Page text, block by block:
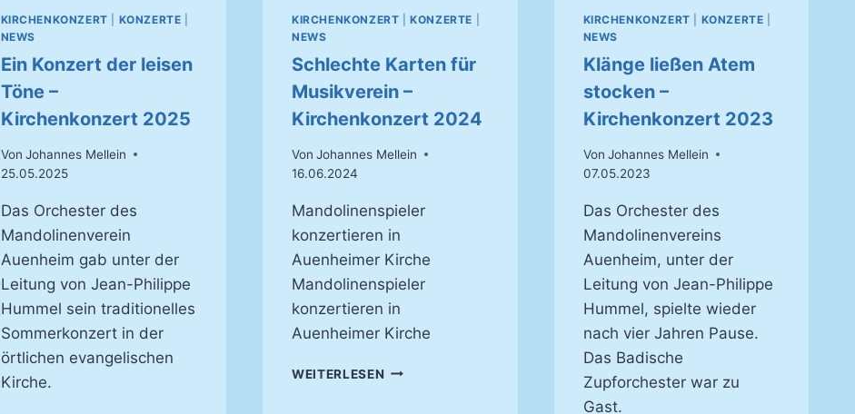
KIRCHENKONZERT KONZERTE
NEWS
Ein Konzert der leisen
Töne –
Kirchenkonzert 2025
Von Johannes Mellein
25.05.2025
Das Orchester des
Mandolinenverein
Auenheim gab unter der
Leitung von Jean-Philippe
Hummel sein traditionelles
Sommerkonzert in der
örtlichen evangelischen
Kirche.
KIRCHENKONZERT |KONZERTE
NEWS
Schlechte Karten für
Musikverein –
Kirchenkonzert 2024
Von Johannes Mellein
16.06.2024
Mandolinenspieler
konzertieren in
Auenheimer Kirche
Mandolinenspieler
konzertieren in
Auenheimer Kirche
WEITERLESEN SCHLECHTE
KIRCHENKONZERT KONZERTE
NEWS
Klänge ließen Atem
stocken –
Kirchenkonzert 2023
Von Johannes Mellein
07.05.2023
Das Orchester des
Mandolinenvereins
Auenheim, unter der
Leitung von Jean-Philippe
Hummel, spielte wieder
nach vier Jahren Pause.
Das Badische
Zupforchester war zu
Gast.